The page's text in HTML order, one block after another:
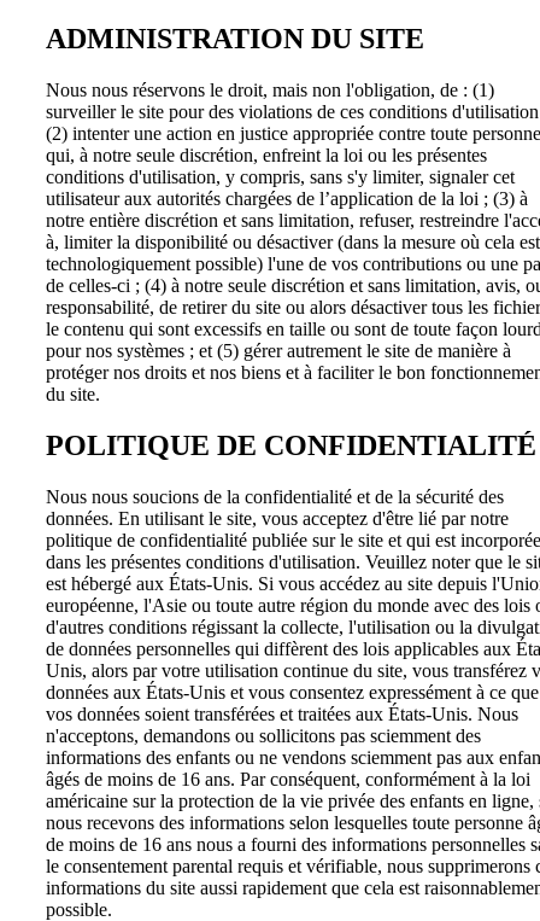
ADMINISTRATION DU SITE
Nous nous réservons le droit, mais non l'obligation, de : (1)
surveiller le site pour des violations de ces conditions
(2) intenter une action en justice appropriée contre toute personne
qui, à notre seule discrétion, enfreint la loi ou les présentes
conditions d'utilisation, y compris, sans s'y limiter, signaler cet
utilisateur aux autorités chargées de l’application de la loi ; (3) à
notre entière discrétion et sans limitation, refuser, restreindre
à, limiter la disponibilité ou désactiver (dans la mesure où cela est
technologiquement possible) l'une de vos contributions ou une
de celles-ci ; (4) à notre seule discrétion et sans limitation, avis,
responsabilité, de retirer du site ou alors désactiver tous les
le contenu qui sont excessifs en taille ou sont de toute façon
pour nos systèmes ; et (5) gérer autrement le site de manière à
protéger nos droits et nos biens et à faciliter le bon
du site.
POLITIQUE DE CONFIDENTIALITÉ
Nous nous soucions de la confidentialité et de la sécurité des
données. En utilisant le site, vous acceptez d'être lié par notre
politique de confidentialité publiée sur le site et qui est incorporée
dans les présentes conditions d'utilisation. Veuillez noter que le
est hébergé aux États-Unis. Si vous accédez au site depuis
européenne, l'Asie ou toute autre région du monde avec des lois
d'autres conditions régissant la collecte, l'utilisation ou la
de données personnelles qui diffèrent des lois applicables aux
Unis, alors par votre utilisation continue du site, vous transférez
données aux États-Unis et vous consentez expressément à ce que
vos données soient transférées et traitées aux États-Unis. Nous
n'acceptons, demandons ou sollicitons pas sciemment des
informations des enfants ou ne vendons sciemment pas aux
âgés de moins de 16 ans. Par conséquent, conformément à la loi
américaine sur la protection de la vie privée des enfants en ligne,
nous recevons des informations selon lesquelles toute personne
de moins de 16 ans nous a fourni des informations personnelles
le consentement parental requis et vérifiable, nous supprimerons
informations du site aussi rapidement que cela est
possible.